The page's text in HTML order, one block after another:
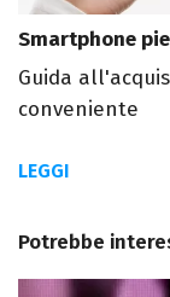
Smartphone
Guida
conveniente
LEGGI
Potrebbe